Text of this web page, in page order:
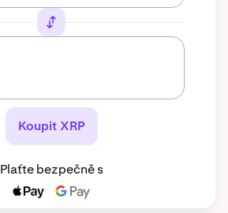
Koupit XRP
Plaťte bezpečně s